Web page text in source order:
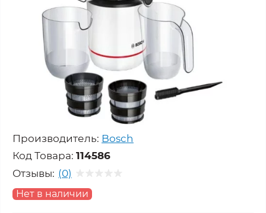
Производитель: Bosch
Код Товара: 114586
Отзывы: (0)
Нет в наличии